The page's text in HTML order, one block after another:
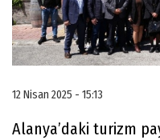
12 Nisan 2025 - 15:13
Alanya’daki turizm